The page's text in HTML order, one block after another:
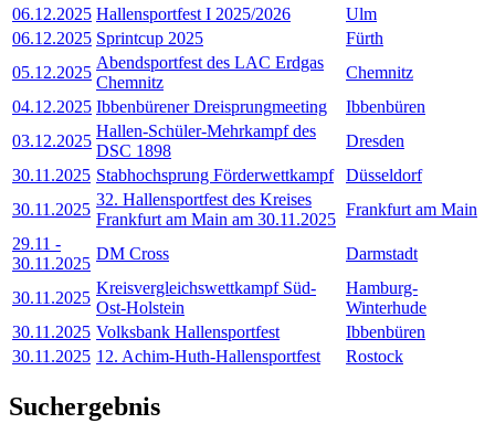
06.12.2025 Hallensportfest I 2025/2026
Ulm
06.12.2025 Sprintcup 2025
Fürth
05.12.2025
Abendsportfest des LAC Erdgas
Chemnitz
Chemnitz
04.12.2025 Ibbenbürener Dreisprungmeeting
Ibbenbüren
03.12.2025
Hallen-Schüler-Mehrkampf des
DSC 1898
Dresden
30.11.2025 Stabhochsprung Förderwettkampf
Düsseldorf
30.11.2025
32. Hallensportfest des Kreises
Frankfurt am Main am 30.11.2025
Frankfurt am Main
29.11 -
30.11.2025
DM Cross Darmstadt
30.11.2025
Kreisvergleichswettkampf Süd-
Ost-Holstein
Hamburg-
Winterhude
30.11.2025 Volksbank Hallensportfest
Ibbenbüren
30.11.2025 12. Achim-Huth-Hallensportfest Rostock
Suchergebnis